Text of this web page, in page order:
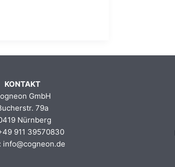
KONTAKT
GmbH
79a
Nürnberg
911 39570830
info@cogneon.de